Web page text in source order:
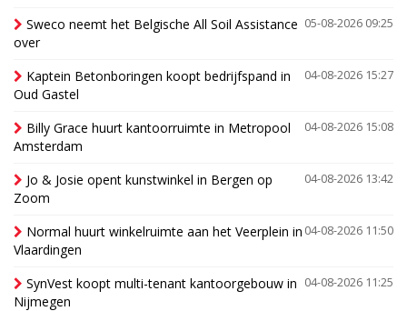
05-08-2026 09:25
Sweco neemt het Belgische All Soil Assistance
over
04-08-2026 15:27
Kaptein Betonboringen koopt bedrijfspand in
Oud Gastel
04-08-2026 15:08
Billy Grace huurt kantoorruimte in Metropool
Amsterdam
04-08-2026 13:42
Jo & Josie opent kunstwinkel in Bergen op
Zoom
04-08-2026 11:50
Normal huurt winkelruimte aan het Veerplein in
Vlaardingen
04-08-2026 11:25
SynVest koopt multi-tenant kantoorgebouw in
Nijmegen